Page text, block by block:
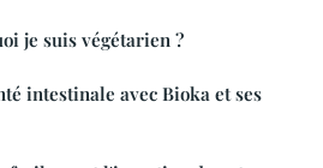
je suis végétarien ?
intestinale avec Bioka et ses